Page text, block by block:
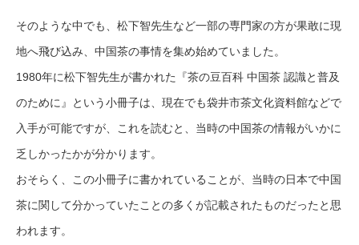
そのような中でも、松下智先生など一部の専門家の方が果敢に現
地へ飛び込み、中国茶の事情を集め始めていました。
1980年に松下智先生が書かれた『茶の豆百科 中国茶 認識と普及
のために』という小冊子は、現在でも袋井市茶文化資料館などで
入手が可能ですが、これを読むと、当時の中国茶の情報がいかに
乏しかったかが分かります。
おそらく、この小冊子に書かれていることが、当時の日本で中国
茶に関して分かっていたことの多くが記載されたものだったと思
われます。